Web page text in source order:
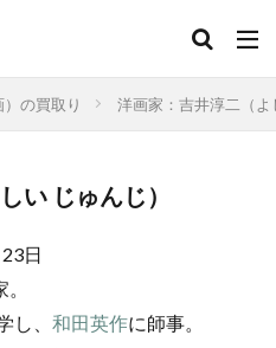
の買取り 洋画家：吉井淳二（
い じゅんじ）
日
し、 和田英作に師事。
索